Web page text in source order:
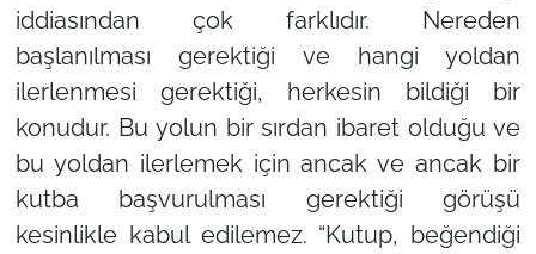
iddiasından çok farklıdır. Nereden
başlanılması gerektiği ve hangi yoldan
ilerlenmesi gerektiği, herkesin bildiği bir
konudur. Bu yolun bir sırdan ibaret olduğu ve
bu yoldan ilerlemek için ancak ve ancak bir
kutba başvurulması gerektiği görüşü
kesinlikle kabul edilemez. “Kutup, beğendiği